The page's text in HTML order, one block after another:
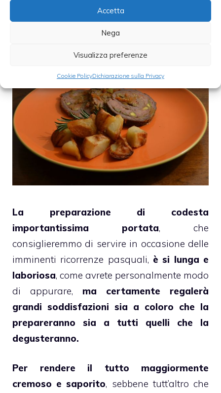
Accetta
Nega
Visualizza preferenze
Cookie PolicyDichiarazione sulla Privacy
Rotolo di vitello alla mortadella
La preparazione di codesta
importantissima portata, che
consiglieremmo di servire in occasione delle
imminenti ricorrenze pasquali, è si lunga e
laboriosa, come avrete personalmente modo
di appurare, ma certamente regalerà
grandi soddisfazioni sia a coloro che la
prepareranno sia a tutti quelli che la
degusteranno.
Per rendere il tutto maggiormente
cremoso e saporito, sebbene tutt’altro che